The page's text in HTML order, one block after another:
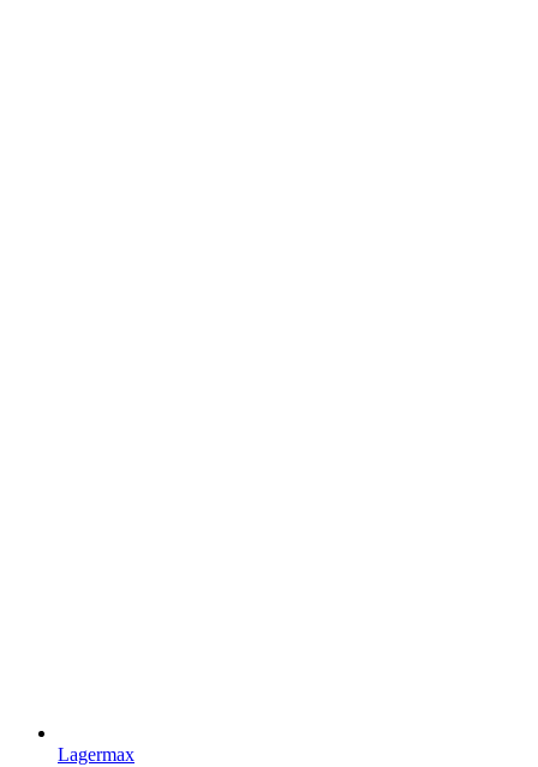
Lagermax